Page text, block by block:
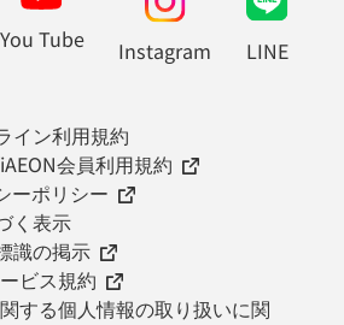
You Tube Instagram LINE
イン利用規約
会員利用規約
ーポリシー
く表示
識の掲示
ビス規約
する個人情報の取り扱いに関